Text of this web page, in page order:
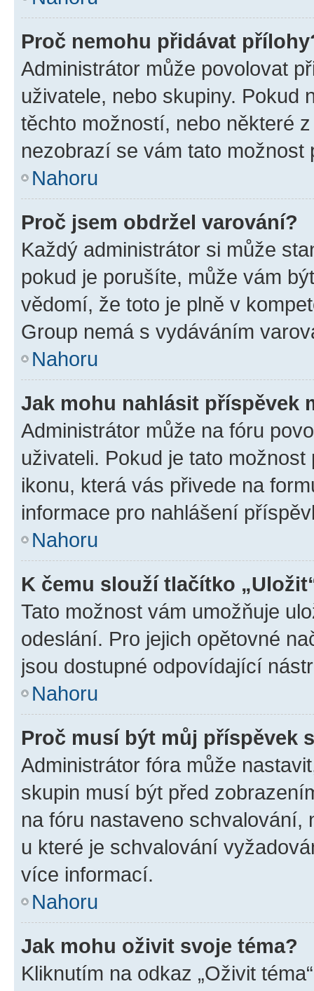
Proč nemohu přidávat
Administrátor může povolovat
uživatele, nebo skupiny. Pokud
těchto možností, nebo některé
nezobrazí se vám tato
Nahoru
Proč jsem obdržel varování?
Každý administrátor si může
pokud je porušíte, může vám
vědomí, že toto je plně v
Group nemá s vydáváním
Nahoru
Jak mohu nahlásit příspěvek
Administrátor může na fóru
uživateli. Pokud je tato
ikonu, která vás přivede na
informace pro nahlášení
Nahoru
K čemu slouží tlačítko
Tato možnost vám umožňuje
odeslání. Pro jejich opětovné
jsou dostupné odpovídající
Nahoru
Proč musí být můj příspěvek
Administrátor fóra může
skupin musí být před
na fóru nastaveno schvalování,
u které je schvalování
více informací.
Nahoru
Jak mohu oživit svoje téma?
Kliknutím na odkaz „Oživit